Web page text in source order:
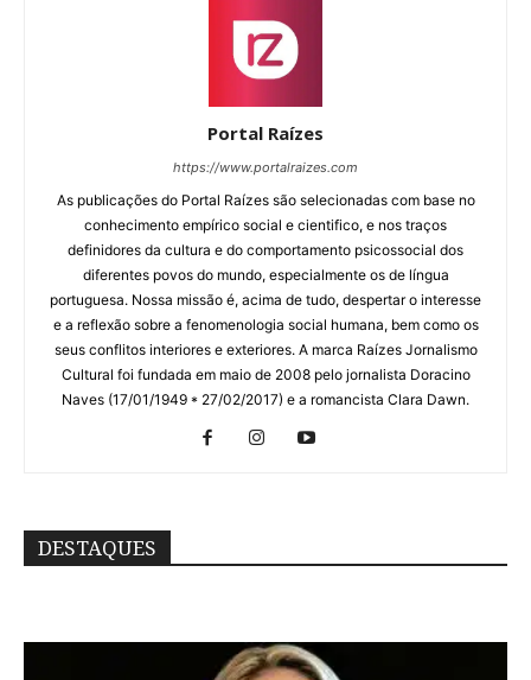
Portal Raízes
https://www.portalraizes.com
As publicações do Portal Raízes são selecionadas com base no
conhecimento empírico social e cientifico, e nos traços
definidores da cultura e do comportamento psicossocial dos
diferentes povos do mundo, especialmente os de língua
portuguesa. Nossa missão é, acima de tudo, despertar o interesse
e a reflexão sobre a fenomenologia social humana, bem como os
seus conflitos interiores e exteriores. A marca Raízes Jornalismo
Cultural foi fundada em maio de 2008 pelo jornalista Doracino
Naves (17/01/1949 * 27/02/2017) e a romancista Clara Dawn.
DESTAQUES